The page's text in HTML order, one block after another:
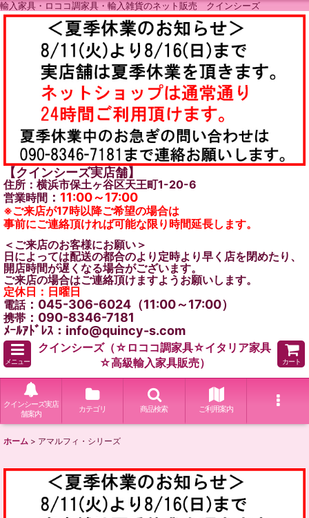
輸入家具・ロココ調家具・輸入雑貨のネット販売 クインシーズ
【クインシーズ実店舗】
住所：横浜市保土ヶ谷区天王町1-20-6
営業時間 ： 11:00～17:00
※ご来店が17時以降ご希望の場合は
事前にご連絡頂ければ可能な限り時間延長します。
＜ご来店のお客様にお願い＞
日によっては配送の都合のより定時より早く店を閉めたり、
開店時間が遅くなる場合がございます。
ご来店の場合はご連絡頂けますようお願いします。
定休日：日曜日
電話：045-306-6024（11:00～17:00）
携帯 ：090-8346-7181
ﾒｰﾙｱﾄﾞﾚｽ：info@quincy-s.com
メニュー
クインシーズ（☆ロココ調家具☆イタリア家具
☆高級輸入家具販売）
カート
クインシーズ実店
舗案内
カテゴリ 商品検索 ご利用案内
ホーム > アマルフィ・シリーズ